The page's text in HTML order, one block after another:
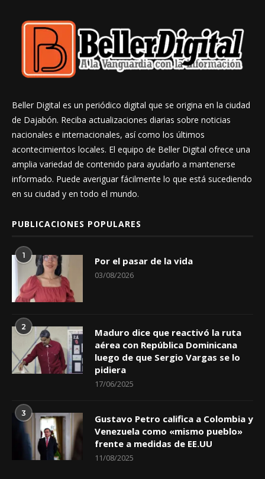
Beller Digital es un periódico digital que se origina en la ciudad
de Dajabón. Reciba actualizaciones diarias sobre noticias
nacionales e internacionales, así como los últimos
acontecimientos locales. El equipo de Beller Digital ofrece una
amplia variedad de contenido para ayudarlo a mantenerse
informado. Puede averiguar fácilmente lo que está sucediendo
en su ciudad y en todo el mundo.
PUBLICACIONES POPULARES
1 Por el pasar de la vida
03/08/2026
2
Maduro dice que reactivó la ruta
aérea con República Dominicana
luego de que Sergio Vargas se lo
pidiera
17/06/2025
3
Gustavo Petro califica a Colombia y
Venezuela como «mismo pueblo»
frente a medidas de EE.UU
11/08/2025